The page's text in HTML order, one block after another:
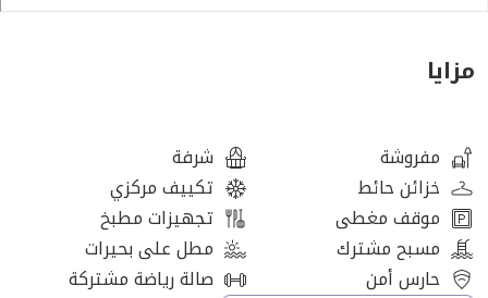
الفرع الأول، أبراج جلفار، الطابق 27، مكتب رقم 2706
مركز الأعمال، مبنى المنطقة الحرة رقم 4
الطابق الخامس 502/الجناح ب
مزايا
مفروشة
شرفة
خزائن حائط
تكييف مركزي
موقف مغطى
تجهيزات مطبخ
مسبح مشترك
مطل على بحيرات
حارس أمن
صالة رياضة مشتركة